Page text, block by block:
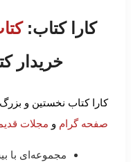
کارا کتاب:
خریدار
کارا کتاب نخستین و
صفحه گرام و مجلات
مجموعه‌ای با